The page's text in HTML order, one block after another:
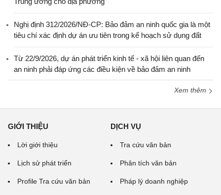
Nghị định 312/2026/NĐ-CP: Bảo đảm an ninh quốc gia là một
tiêu chí xác định dự án ưu tiên trong kế hoạch sử dụng đất
Từ 22/9/2026, dự án phát triển kinh tế - xã hội liên quan đến
an ninh phải đáp ứng các điều kiện về bảo đảm an ninh
Xem thêm
GIỚI THIỆU
Lời giới thiệu
Lịch sử phát triển
Profile Tra cứu văn bản
DỊCH VỤ
Tra cứu văn bản
Phân tích văn bản
Pháp lý doanh nghiệp